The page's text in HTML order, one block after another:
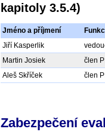
kapitoly 3.5.4)
Jméno a příjmení
Jiří Kasperlik
Martin Josiek
člen
Aleš Skříček
člen
Zabezpečení